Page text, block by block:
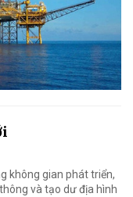
không gian phát triển,
và tạo dư địa hình